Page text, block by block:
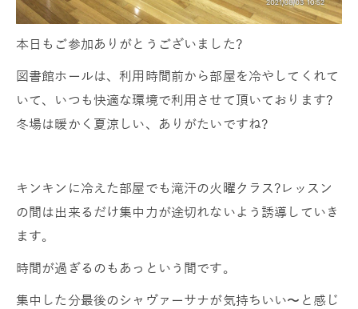
本日もご参加ありがとうございました?
図書館ホールは、利用時間前から部屋を冷やしてくれて
いて、いつも快適な環境で利用させて頂いております?
冬場は暖かく夏涼しい、ありがたいですね?
キンキンに冷えた部屋でも滝汗の火曜クラス?レッスン
の間は出来るだけ集中力が途切れないよう誘導していき
ます。
時間が過ぎるのもあっという間です。
集中した分最後のシャヴァーサナが気持ちいい〜と感じ